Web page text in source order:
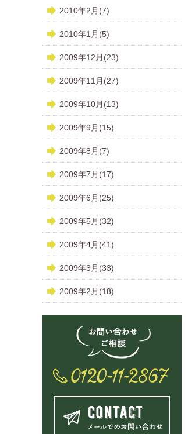
2010年2月(7)
2010年1月(5)
2009年12月(23)
2009年11月(27)
2009年10月(13)
2009年9月(15)
2009年8月(7)
2009年7月(17)
2009年6月(25)
2009年5月(32)
2009年4月(41)
2009年3月(33)
2009年2月(18)